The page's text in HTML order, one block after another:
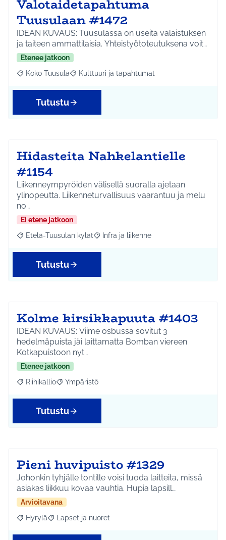
Valotaidetapahtuma
Tuusulaan #1472
IDEAN KUVAUS: Tuusulassa on useita valaistuksen
ja taiteen ammattilaisia. Yhteistyötoteutuksena voit…
Etenee jatkoon
Rajaa tulokset aihepiirin mukaan: Koko Tuusula
Koko Tuusula Rajaa tulokset teeman mukaan: Kulttuuri ja
Kulttuuri ja tapahtumat
Tutustu
Hidasteita Nahkelantielle
#1154
Liikenneympyröiden välisellä suoralla ajetaan
ylinopeutta. Liikenneturvallisuus vaarantuu ja melu
no…
Ei etene jatkoon
Rajaa tulokset aihepiirin mukaan: Etelä-Tuusulan kylät
Etelä-Tuusulan kylät Rajaa tulokset teeman mukaan: Infra ja
Infra ja liikenne
Tutustu
Kolme kirsikkapuuta #1403
IDEAN KUVAUS: Viime osbussa sovitut 3
hedelmäpuista jäi laittamatta Bomban viereen
Kotkapuistoon nyt…
Etenee jatkoon
Rajaa tulokset aihepiirin mukaan: Riihikallio
Riihikallio Rajaa tulokset teeman mukaan: Ympäristö
Ympäristö
Tutustu
Pieni huvipuisto #1329
Johonkin tyhjälle tontille voisi tuoda laitteita, missä
asiakas liikkuu kovaa vauhtia. Hupia lapsill…
Arvioitavana
Rajaa tulokset aihepiirin mukaan: Hyrylä
Hyrylä Rajaa tulokset teeman mukaan: Lapset ja nuoret
Lapset ja nuoret